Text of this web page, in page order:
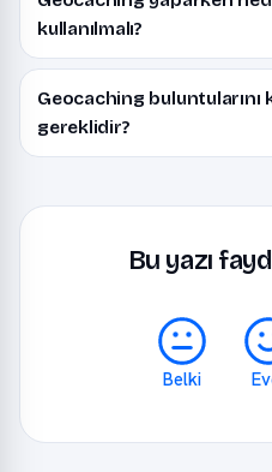
kullanılmalı?
Geocaching
gereklidir?
Bu yazı
Belki